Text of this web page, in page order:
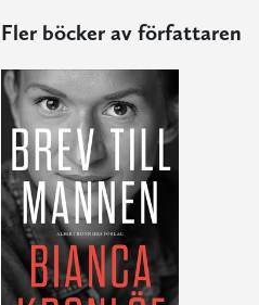
Fler böcker av författaren